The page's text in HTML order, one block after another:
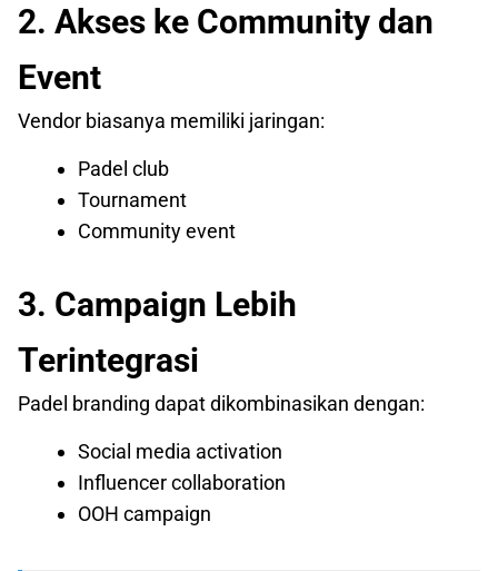
2. Akses ke Community dan
Event
Vendor biasanya memiliki jaringan:
Padel club
Tournament
Community event
3. Campaign Lebih
Terintegrasi
Padel branding dapat dikombinasikan dengan:
Social media activation
Influencer collaboration
OOH campaign